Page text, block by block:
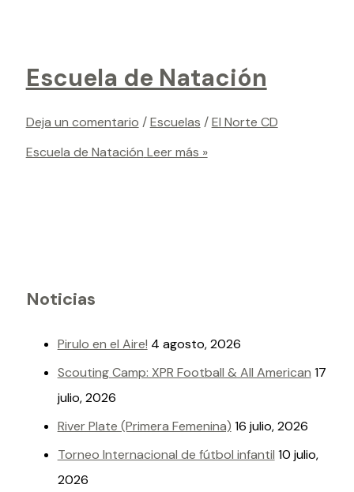
Noticias
Pirulo en el Aire! 4 agosto, 2026
Scouting Camp: XPR Football & All American 17
julio, 2026
River Plate (Primera Femenina) 16 julio, 2026
Torneo Internacional de fútbol infantil 10 julio,
2026
Escuela de Natación
Deja un comentario /Escuelas /El Norte CD
Escuela de Natación Leer más »